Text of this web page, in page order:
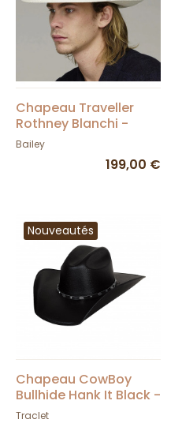
Chapeau Traveller
Rothney Blanchi -
Bailey
Bailey
199,00 €
Nouveautés
Chapeau CowBoy
Bullhide Hank It Black -
Justin Moore
Traclet